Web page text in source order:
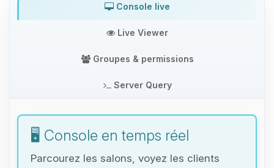
Console live
Live Viewer
Groupes & permissions
Server Query
🖥️ Console en temps réel
Parcourez les salons, voyez les clients